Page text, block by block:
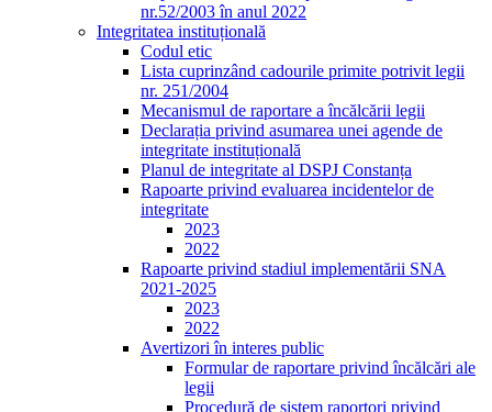
nr.52/2003 în anul 2022
Integritatea instituțională
Codul etic
Lista cuprinzând cadourile primite potrivit legii
nr. 251/2004
Mecanismul de raportare a încălcării legii
Declarația privind asumarea unei agende de
integritate instituțională
Planul de integritate al DSPJ Constanța
Rapoarte privind evaluarea incidentelor de
integritate
2023
2022
Rapoarte privind stadiul implementării SNA
2021-2025
2023
2022
Avertizori în interes public
Formular de raportare privind încălcări ale
legii
Procedură de sistem raportori privind